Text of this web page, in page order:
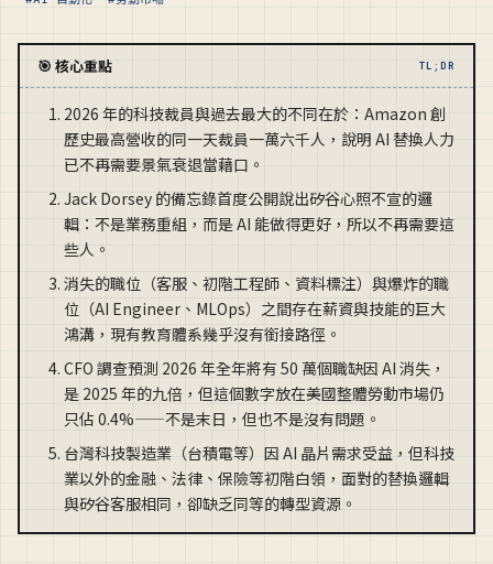
🎯 核心重點 TL;DR
2026 年的科技裁員與過去最大的不同在於：Amazon 創
歷史最高營收的同一天裁員一萬六千人，說明 AI 替換人力
已不再需要景氣衰退當藉口。
Jack Dorsey 的備忘錄首度公開說出矽谷心照不宣的邏
輯：不是業務重組，而是 AI 能做得更好，所以不再需要這
些人。
消失的職位（客服、初階工程師、資料標注）與爆炸的職
位（AI Engineer、MLOps）之間存在薪資與技能的巨大
鴻溝，現有教育體系幾乎沒有銜接路徑。
CFO 調查預測 2026 年全年將有 50 萬個職缺因 AI 消失，
是 2025 年的九倍，但這個數字放在美國整體勞動市場仍
只佔 0.4%——不是末日，但也不是沒有問題。
台灣科技製造業（台積電等）因 AI 晶片需求受益，但科技
業以外的金融、法律、保險等初階白領，面對的替換邏輯
與矽谷客服相同，卻缺乏同等的轉型資源。